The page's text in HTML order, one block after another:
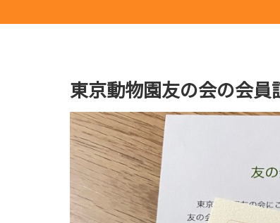
東京動物園友の会の会